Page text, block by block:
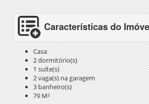
Características do
Casa
2 dormitório(s)
1 suíte(s)
2 vaga(s) na garagem
3 banheiro(s)
79 M²